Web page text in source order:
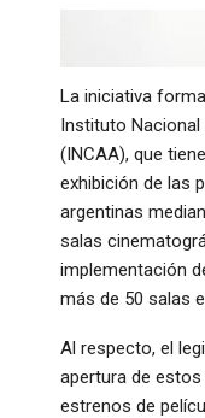
La iniciativa
Instituto Nacional
(INCAA), que
exhibición de las
argentinas
salas
implementación
más de 50 salas
Al respecto, el
apertura de
estrenos de